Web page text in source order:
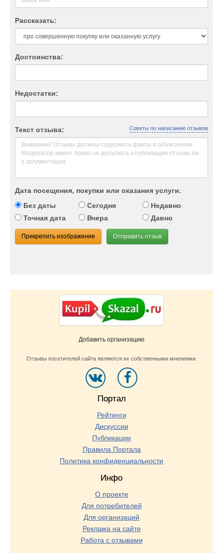
Рассказать:
Достоинства:
Недостатки:
Текст отзыва: Советы по написанию отзывов
Дата посещения, покупки или оказания услуги.
Без даты
Сегодня
Недавно
Точная дата
Вчера Давно
Прикрепить изображение Отправить отзыв
Добавить организацию
Отзывы посетителей сайта являются их собственными мнениями.
Портал
Рейтинги
Дискуссии
Публикации
Правила Портала
Политика конфиденциальности
Инфо
О проекте
Для потребителей
Для организаций
Реклама на сайте
Работа с отзывами